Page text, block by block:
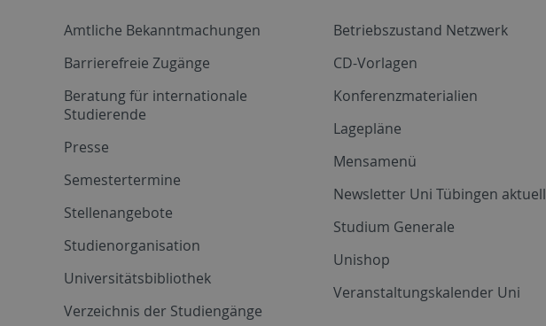
Amtliche Bekanntmachungen
Barrierefreie Zugänge
Beratung für internationale
Studierende
Presse
Semestertermine
Stellenangebote
Studienorganisation
Universitätsbibliothek
Verzeichnis der Studiengänge
Betriebszustand Netzwerk
CD-Vorlagen
Konferenzmaterialien
Lagepläne
Mensamenü
Newsletter Uni Tübingen aktuell
Studium Generale
Unishop
Veranstaltungskalender Uni